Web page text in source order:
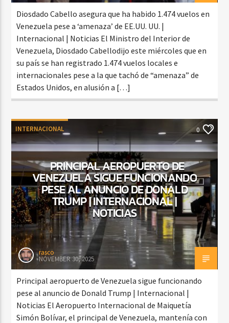
Diosdado Cabello asegura que ha habido 1.474 vuelos en
Venezuela pese a ‘amenaza’ de EE.UU. UU. |
Internacional | Noticias El Ministro del Interior de
Venezuela, Diosdado Cabellodijo este miércoles que en
su país se han registrado 1.474 vuelos locales e
internacionales pese a la que tachó de “amenaza” de
Estados Unidos, en alusión a […]
INTERNACIONAL 0
PRINCIPAL AEROPUERTO DE
VENEZUELA SIGUE FUNCIONANDO
PESE AL ANUNCIO DE DONALD
TRUMP | INTERNACIONAL |
NOTICIAS
rasco
NOVEMBER 30, 2025
Principal aeropuerto de Venezuela sigue funcionando
pese al anuncio de Donald Trump | Internacional |
Noticias El Aeropuerto Internacional de Maiquetía
Simón Bolívar, el principal de Venezuela, mantenía con